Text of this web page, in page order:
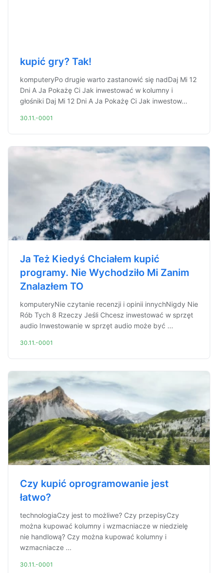
kupić gry? Tak!
komputeryPo drugie warto zastanowić się nadDaj Mi 12
Dni A Ja Pokażę Ci Jak inwestować w kolumny i
głośniki Daj Mi 12 Dni A Ja Pokażę Ci Jak inwestow...
30.11.-0001
Ja Też Kiedyś Chciałem kupić
programy. Nie Wychodziło Mi Zanim
Znalazłem TO
komputeryNie czytanie recenzji i opinii innychNigdy Nie
Rób Tych 8 Rzeczy Jeśli Chcesz inwestować w sprzęt
audio Inwestowanie w sprzęt audio może być ...
30.11.-0001
Czy kupić oprogramowanie jest
łatwo?
technologiaCzy jest to możliwe? Czy przepisyCzy
można kupować kolumny i wzmacniacze w niedzielę
nie handlową? Czy można kupować kolumny i
wzmacniacze ...
30.11.-0001